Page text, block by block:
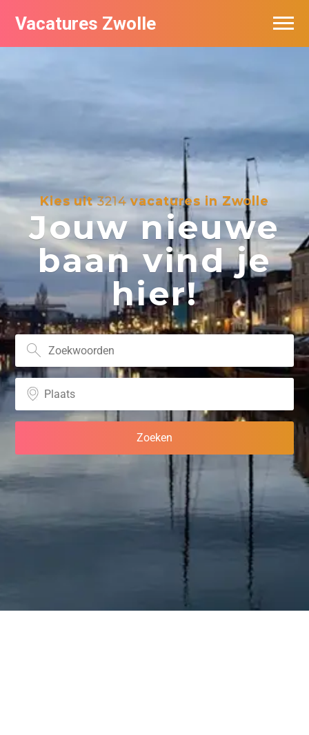
Vacatures Zwolle
Kies uit3214 vacatures in Zwolle
Jouw nieuwe
baan vind je
hier!
Vacatures per bedrijf